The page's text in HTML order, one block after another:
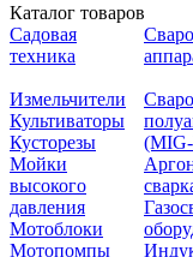
Каталог товаров
Садовая
техника
Измельчители
Культиваторы
Кусторезы
Мойки
высокого
давления
Мотоблоки
Мотопомпы